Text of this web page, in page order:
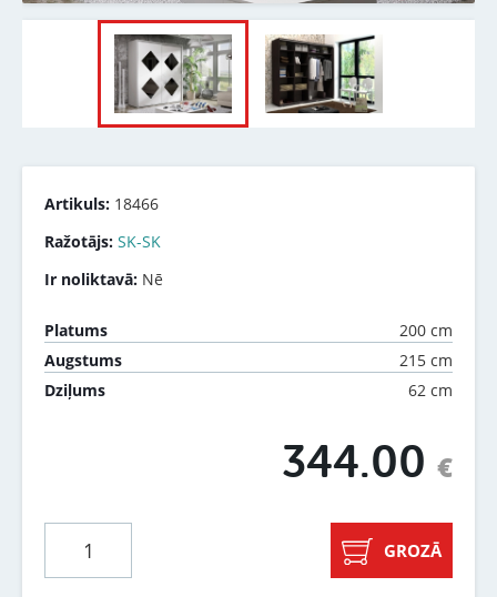
Artikuls: 18466
Ražotājs: SK-SK
Ir noliktavā: Nē
Platums
200 cm
Augstums
215 cm
Dziļums
62 cm
344.00 €
GROZĀ